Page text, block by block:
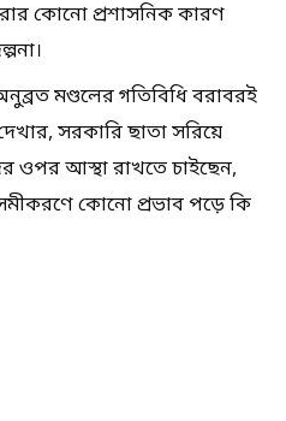
কোনো প্রশাসনিক কারণ
মণ্ডলের গতিবিধি বরাবরই
সরকারি ছাতা সরিয়ে
ওপর আস্থা রাখতে চাইছেন,
কোনো প্রভাব পড়ে কি